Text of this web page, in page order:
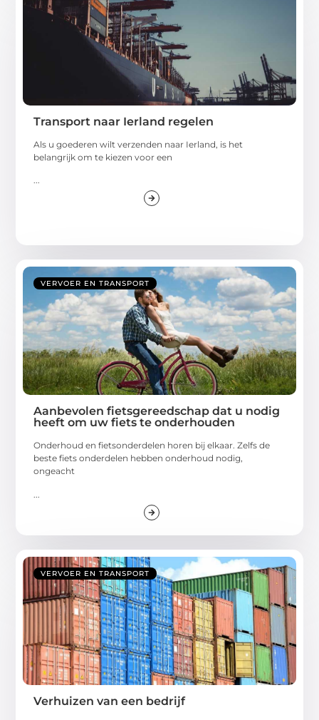
Transport naar Ierland regelen
Als u goederen wilt verzenden naar Ierland, is het
belangrijk om te kiezen voor een
...
VERVOER EN TRANSPORT
Aanbevolen fietsgereedschap dat u nodig
heeft om uw fiets te onderhouden
Onderhoud en fietsonderdelen horen bij elkaar. Zelfs de
beste fiets onderdelen hebben onderhoud nodig,
ongeacht
VERVOER EN TRANSPORT
Verhuizen van een bedrijf